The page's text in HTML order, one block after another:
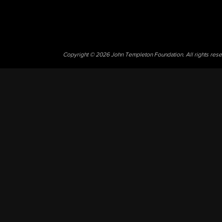
Copyright © 2026 John Templeton Foundation. All rights